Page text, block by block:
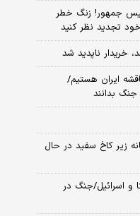
جمهور! زنگ خطر
تجدید نظر کنید
ایران هستیم/
بدانند
زیر کاخ سفید در حال
و اسرائیل/جنگ در